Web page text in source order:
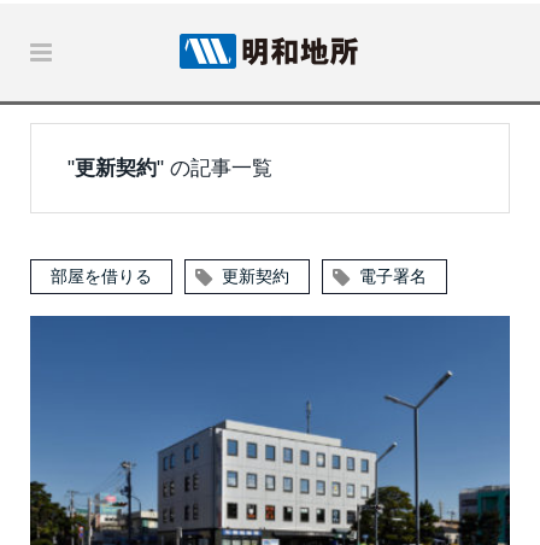
"更新契約" の記事一覧
部屋を借りる 更新契約 電子署名